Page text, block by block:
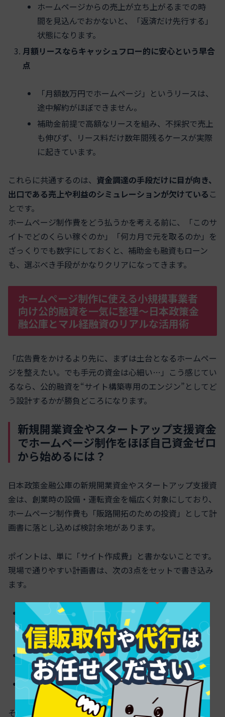
ホームページからの売上が立ち上がるまでの時
間を見込んでおかないと、「返済だけ先行する」
状態になります。
月額リースならキャッシュフロー的に安心という早合
点
「月額数万円でホームページ」というリースは、
途中解約がほぼできません。
補助金前提で高額なリースを組み、不採択で売上
も伸びず、リース料だけ数年間残るケースが実際
に起きています。
これらに共通するのは、 資金調達の手段だけに目が向き、
出口である売上や利益のシミュレーションが欠けている こ
とです。
ホームページ制作費をどう払うかを考える前に、「このサ
イトでどのくらい稼ぐのか」「何カ月で元を取るのか」を
ざっくりでも数字にしておくと、補助金も融資もローン
も、選ぶべき手段がかなりクリアになってきます。
ホームページ制作に使える小規模事業者
向け公的融資を一気に整理〜日本政策金
融公庫とマル経融資のリアルな活用術
「広告費をかけるより先に、まずは土台となるホームペー
ジを整えたい。でも手元の資金は心細い…」こう感じてい
るなら、公的融資を“サイト構築専用のエンジン”としてど
う設計するかが勝負どころになります。
新規開業資金やスタートアップ支援資金
でホームページ制作をほぼ自己資金ゼロ
から始めるには？
日本政策金融公庫の新規開業資金やスタートアップ支援資
金は、創業時の設備・運転資金を幅広く対象にしており、
ホームページ制作費も「販路開拓のための投資」として計
画書に落とし込めば検討余地があります。
ポイントは、単に「サイト作成費」と書かないことです。
現場で通りやすい計画書は、次の3点をセットで書き込み
ます。
どんな検索キーワードから集客するか（例：地域名
＋業種）
月次の問い合わせ目標件数
売上・利益への寄与額（ざっくりでも数字で）
そのうえで、開業資金全体の中にホームページ費用を